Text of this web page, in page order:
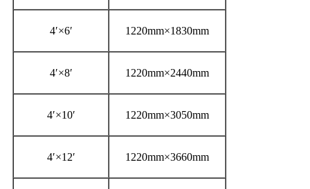
4′×6′ 1220mm×1830mm
4′×8′ 1220mm×2440mm
4′×10′ 1220mm×3050mm
4′×12′ 1220mm×3660mm